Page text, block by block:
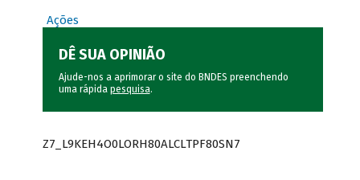
Ações
DÊ SUA OPINIÃO
Ajude-nos a aprimorar o site do BNDES preenchendo
uma rápida pesquisa.
Z7_L9KEH4O0LORH80ALCLTPF80SN7